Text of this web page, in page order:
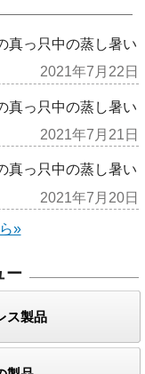
真っ只中の蒸し暑い
2021年7月22日
真っ只中の蒸し暑い
2021年7月21日
真っ只中の蒸し暑い
2021年7月20日
»
ー
ス製品